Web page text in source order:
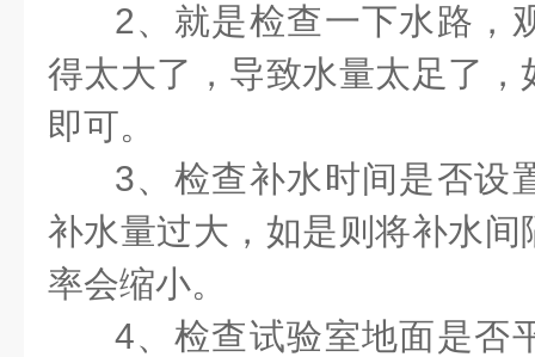
2、就是检查一下水路，
得太大了，导致水量太足了
即可。
3、检查补水时间是否设
补水量过大，如是则将补水
率会缩小。
4、检查试验室地面是否